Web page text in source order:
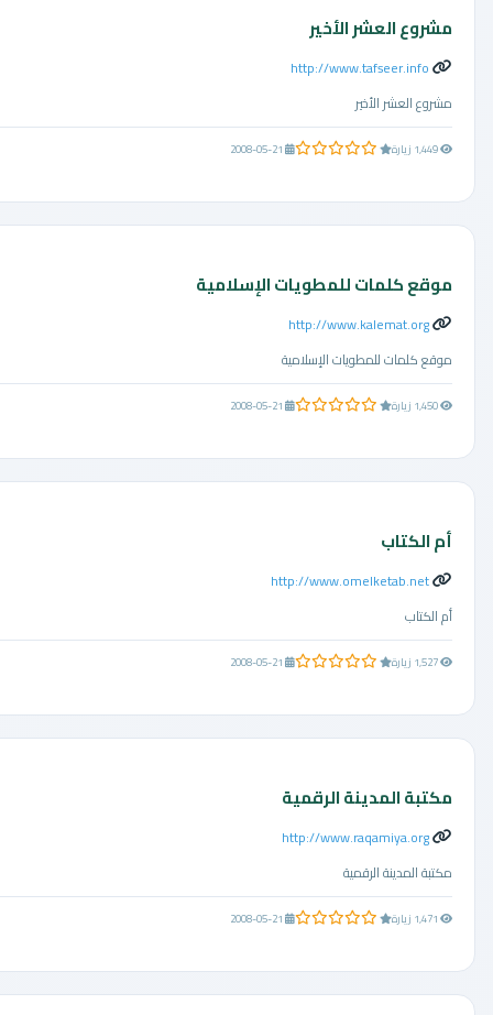
مشروع العشر الأخير
http://www.tafseer.info
مشروع العشر الأخير
0.0 من 5 نجوم 2008-05-21
موقع كلمات للمطويات الإسلامية
http://www.kalemat.org
موقع كلمات للمطويات الإسلامية
0.0 من 5 نجوم 2008-05-21
أم الكتاب
http://www.omelketab.net
أم الكتاب
0.0 من 5 نجوم 2008-05-21
مكتبة المدينة الرقمية
http://www.raqamiya.org
مكتبة المدينة الرقمية
0.0 من 5 نجوم 2008-05-21